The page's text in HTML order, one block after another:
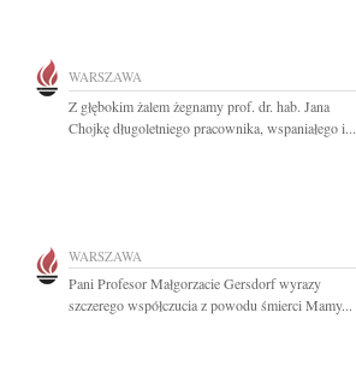
WARSZAWA
Z głębokim żalem żegnamy prof. dr. hab. Jana
Chojkę długoletniego pracownika, wspaniałego i...
WARSZAWA
Pani Profesor Małgorzacie Gersdorf wyrazy
szczerego współczucia z powodu śmierci Mamy...